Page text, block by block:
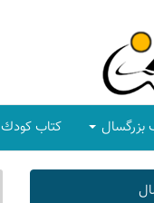
بزرگسال كتاب كودك